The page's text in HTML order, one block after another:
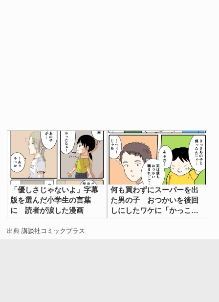
「優しさじゃないよ」字幕
版を選んだ小学生の言葉
に 読者が涙した漫画
何も買わずにスーパーを出
た男の子 おつかいを後回
しにしたワケに「かっこよ
すぎる」
出典 講談社コミックプラス